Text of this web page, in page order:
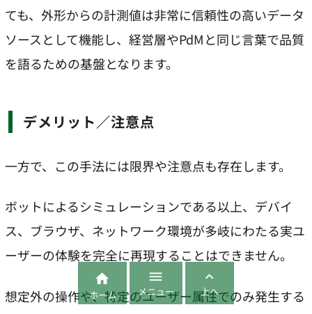
ても、外形からの計測値は非常に信頼性の高いデータ
ソースとして機能し、経営層やPdMと同じ言葉で品質
を語るための基盤となります。
デメリット／注意点
一方で、この手法には限界や注意点も存在します。
ボットによるシミュレーションである以上、デバイ
ス、ブラウザ、ネットワーク環境が多岐にわたる実ユ
ーザーの体験を完全に再現することはできません。
想定外の操作や、特定のユーザー属性でのみ発生する

ホーム

メニュー

上へ